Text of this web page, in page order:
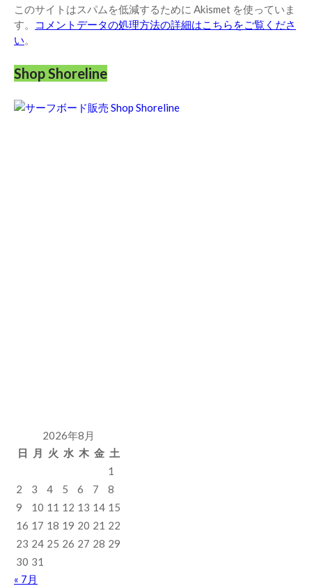
このサイトはスパムを低減するために Akismet を使っていま
す。
コメントデータの処理方法の詳細はこちらをご覧くださ
い。
Shop Shoreline
2026年8月
日
月 火 水 木 金 土
1
2
3 4 5 6 7
8
9
10 11 12 13 14 15
16 17 18 19 20 21 22
23 24 25 26 27 28 29
30 31
« 7月